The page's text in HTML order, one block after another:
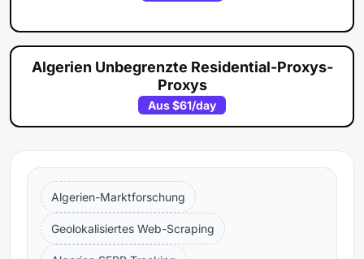
Algerien Unbegrenzte Residential-Proxys-
Proxys
Aus$61/day
Algerien-Marktforschung
Geolokalisiertes Web-Scraping